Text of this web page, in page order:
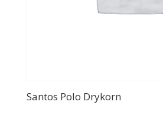
Santos Polo Drykorn